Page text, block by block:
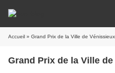
Accueil » Grand Prix de la Ville de
Grand Prix de la Ville